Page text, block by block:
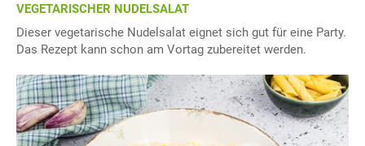
VEGETARISCHER NUDELSALAT
Dieser vegetarische Nudelsalat eignet sich gut für eine Party.
Das Rezept kann schon am Vortag zubereitet werden.